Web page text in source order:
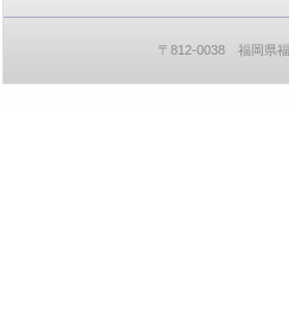
〒812-0038 福岡県